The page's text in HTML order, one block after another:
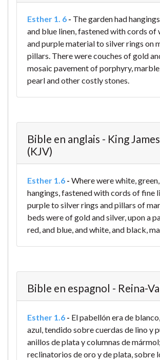
Esther 1. 6 - The garden had
and blue linen, fastened with cords of
and purple material to silver rings on
pillars. There were couches of gold
mosaic pavement of porphyry,
pearl and other costly stones.
Bible en anglais - King
(KJV)
Esther 1.6 - Where were white,
hangings, fastened with cords of fine
purple to silver rings and pillars of
beds were of gold and silver, upon a
red, and blue, and white, and black,
Bible en espagnol - Reina-
Esther 1.6 - El pabellón era de
azul, tendido sobre cuerdas de lino y
anillos de plata y columnas de
reclinatorios de oro y de plata, sobre